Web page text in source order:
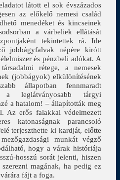
látott el sok évszázados
az előkelő nemesi család
menedéket és kincseinek
a várbeliek ellátását
tekintettek rá. Ide
jobbágyfalvak népére kirótt
és pénzbeli adókat. A
rétege, a nemesek
(jobbágyok) elkülönítésének
állapotban fennmaradt
a leglátványosabb tárgyi
a hatalom! – állapították meg
Az erős falakkal védelmezett
katonaságnak parancsoló
terjeszthette ki kardját, előtte
munkát végző
hogy a várak históriája
hosszú sorát jelenti, hiszen
magának, ha pedig ez
fájt a foga.